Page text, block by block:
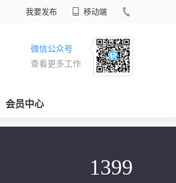
我要发布 移动端
微信公众号
查看更多工作
会员中心
1399